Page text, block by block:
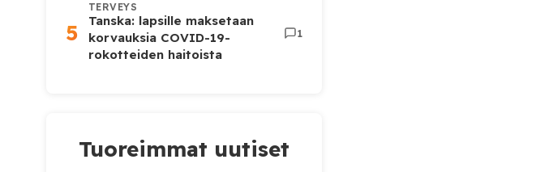
5
TERVEYS
Tanska: lapsille maksetaan
korvauksia COVID-19-
rokotteiden haitoista
1
Tuoreimmat uutiset